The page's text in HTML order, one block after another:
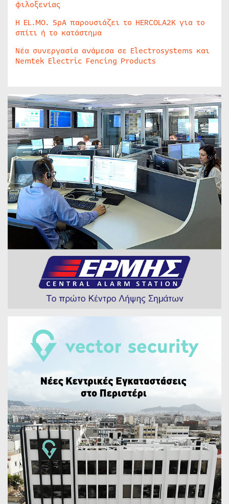
φιλοξενίας
Η EL.MO. SpA παρουσιάζει το HERCOLA2K για το
σπίτι ή το κατάστημα
Νέα συνεργασία ανάμεσα σε Electrosystems και
Nemtek Electric Fencing Products